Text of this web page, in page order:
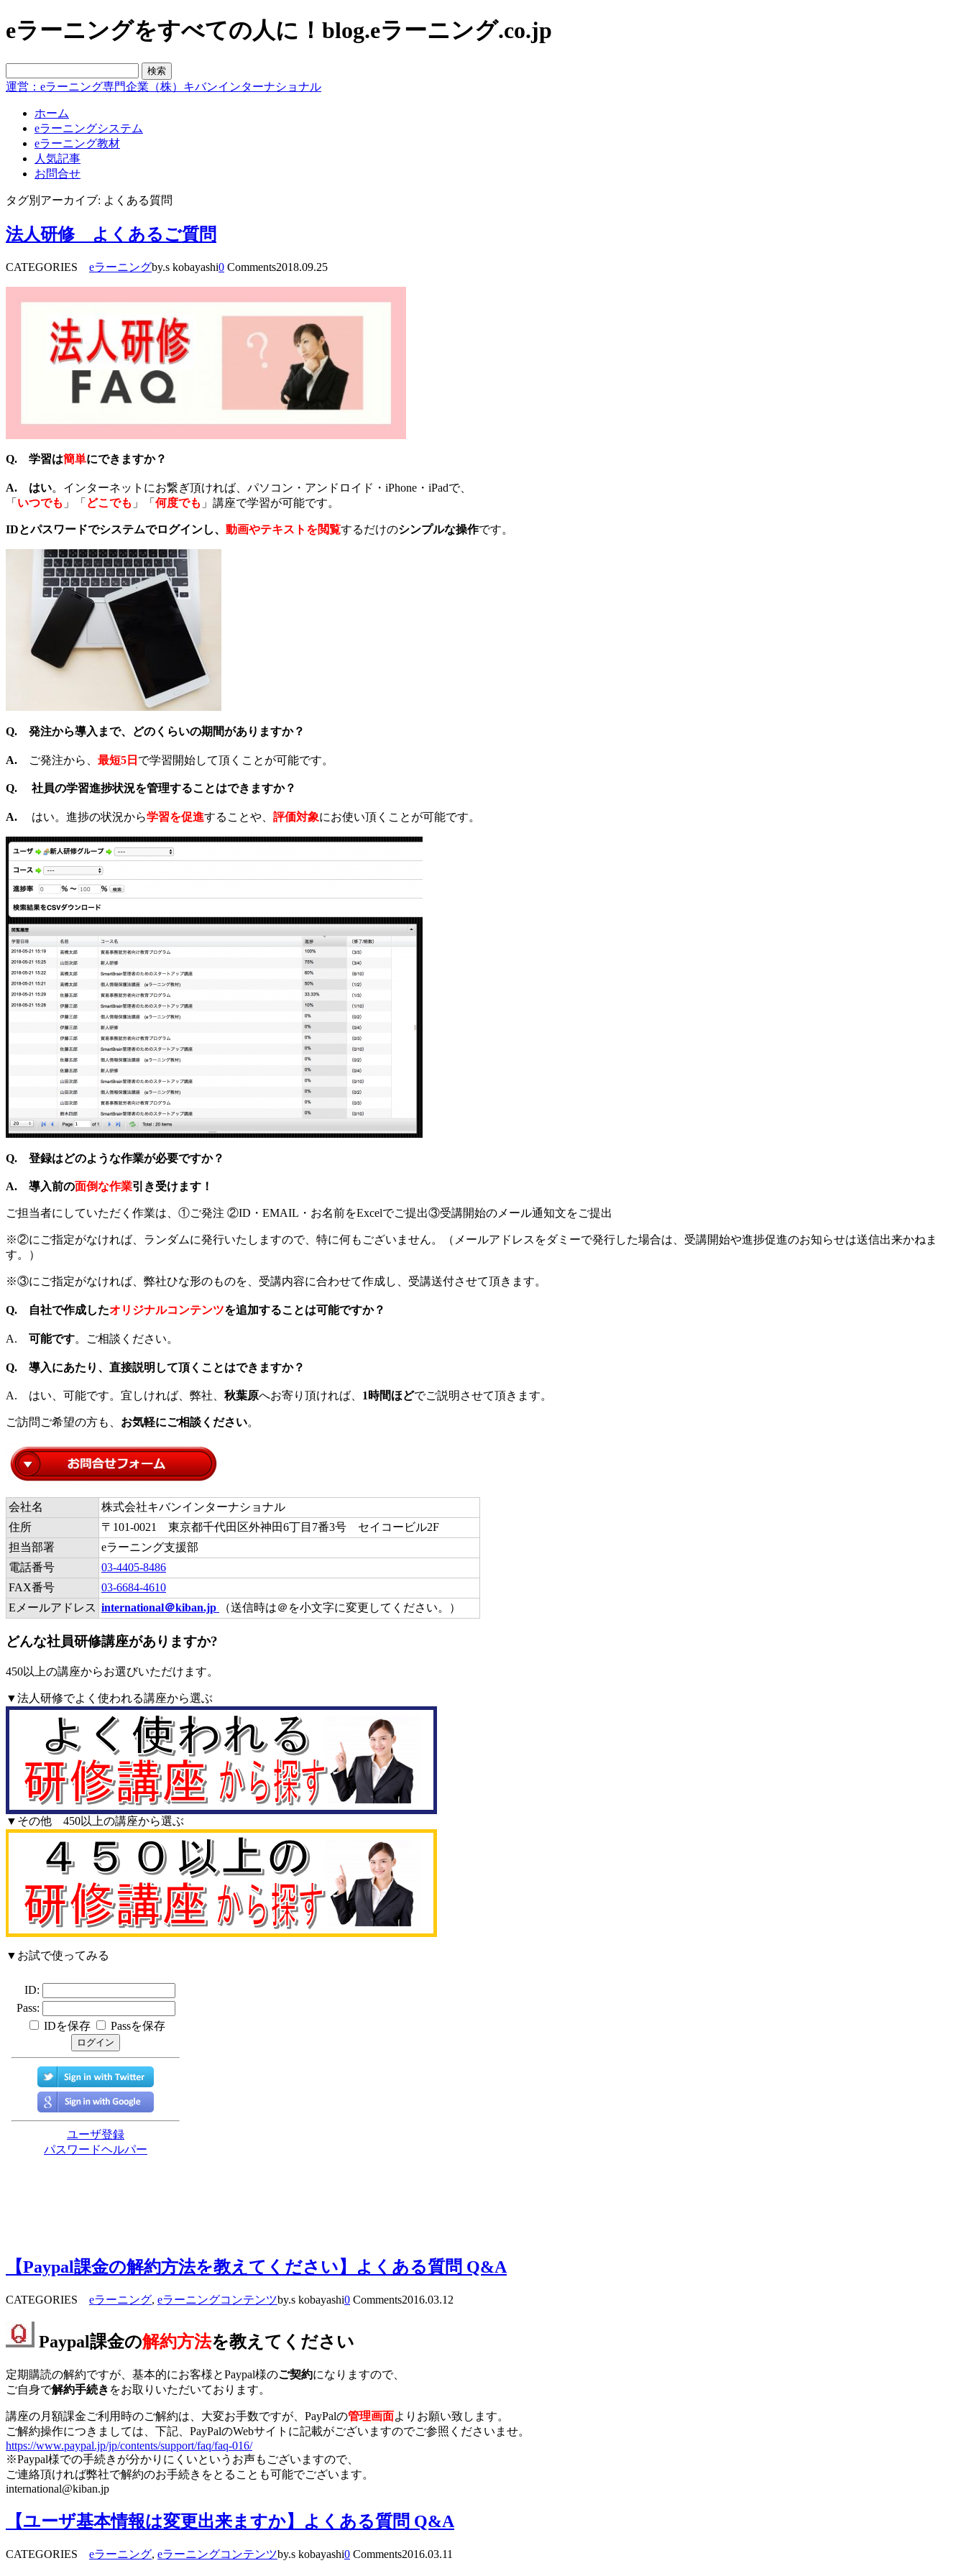
eラーニングをすべての人に！blog.eラーニング.co.jp
運営：eラーニング専門企業（株）キバンインターナショナル
ホーム
eラーニングシステム
eラーニング教材
人気記事
お問合せ
タグ別アーカイブ: よくある質問
法人研修 よくあるご質問
CATEGORIES eラーニングby.s kobayashi0 Comments2018.09.25
Q. 学習は簡単にできますか？
A. はい。インターネットにお繋ぎ頂ければ、パソコン・アンドロイド・iPhone・iPadで、
「 いつでも 」「 どこでも 」「 何度でも 」講座で学習が可能です。
IDとパスワードでシステムでログインし、 動画やテキストを閲覧するだけのシンプルな操作です。
Q. 発注から導入まで、どのくらいの期間がありますか？
A. ご発注から、 最短5日 で学習開始して頂くことが可能です。
Q. 社員の学習進捗状況を管理することはできますか？
A. はい。 進捗の状況から学習を促進することや、 評価対象にお使い頂くことが可能です。
Q. 登録はどのような作業が必要ですか？
A. 導入前の面倒な作業引き受けます！
ご担当者にしていただく作業は、①ご発注 ②ID・EMAIL・お名前をExcelでご提出③受講開始のメール通知文をご提出
※②にご指定がなければ、ランダムに発行いたしますので、特に何もございません。（メールアドレスをダミーで発行した場合は、受講開始や進捗促進のお知らせは送信出来かねま
す。）
※③にご指定がなければ、弊社ひな形のものを、受講内容に合わせて作成し、受講送付させて頂きます。
Q. 自社で作成したオリジナルコンテンツを追加することは可能ですか？
A. 可能です。ご相談ください。
Q. 導入にあたり、直接説明 して頂くことはできますか？
A. はい、可能です。宜しければ、弊社、 秋葉原へお寄り頂ければ、 1時間ほどでご説明させて頂きます。
ご訪問ご希望の方も、 お気軽にご相談ください。
会社名
株式会社キバンインターナショナル
住所
〒101-0021 東京都千代田区外神田6丁目7番3号 セイコービル2F
担当部署
eラーニング支援部
電話番号
03-4405-8486
FAX番号
03-6684-4610
Eメールアドレス international＠kiban.jp （送信時は＠を小文字に変更してください。）
どんな社員研修講座がありますか?
450以上の講座からお選びいただけます。
▼法人研修でよく使われる講座から選ぶ
▼その他 450以上の講座から選ぶ
▼お試で使ってみる
【Paypal課金の解約方法を教えてください】よくある質問 Q&A
CATEGORIES eラーニング, eラーニングコンテンツby.s kobayashi0 Comments2016.03.12
Paypal課金の解約方法を教えてください
定期購読の解約ですが、基本的にお客様とPaypal様のご契約になりますので、
ご自身で解約手続き をお取りいただいております。
講座の月額課金ご利用時のご解約は、大変お手数ですが、PayPalの管理画面よりお願い致します。
ご解約操作につきましては、下記、PayPalのWebサイトに記載がございますのでご参照くださいませ。
https://www.paypal.jp/jp/contents/support/faq/faq-016/
※Paypal様での手続きが分かりにくいというお声もございますので、
ご連絡頂ければ弊社で解約のお手続きをとることも可能でございます。
international@kiban.jp
【ユーザ基本情報は変更出来ますか】よくある質問 Q&A
CATEGORIES eラーニング, eラーニングコンテンツby.s kobayashi0 Comments2016.03.11